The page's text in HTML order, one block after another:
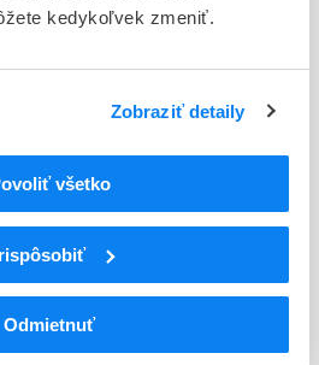
kedykoľvek zmeniť.
Zobraziť detaily
všetko
Odmietnuť
INZULÍNU)
A METABOLIZMUS
hladinu glukózy v krvi s